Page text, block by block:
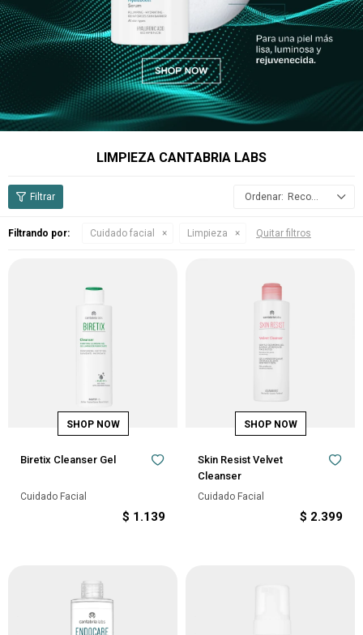
LIMPIEZA CANTABRIA LABS
Recomendados
Filtrando por: Cuidado facial Limpieza Quitar filtros
Biretix Cleanser Gel
Cuidado Facial
$ 1.139
Skin Resist Velvet
Cleanser
Cuidado Facial
$ 2.399